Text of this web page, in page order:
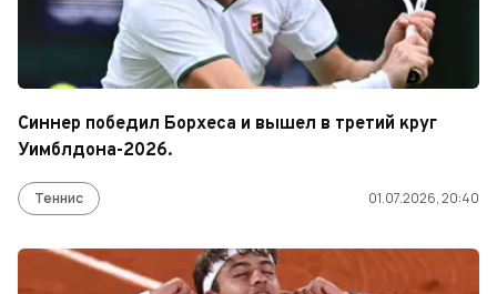
Синнер победил Борхеса и вышел в третий круг
Уимблдона-2026.
Теннис 01.07.2026, 20:40